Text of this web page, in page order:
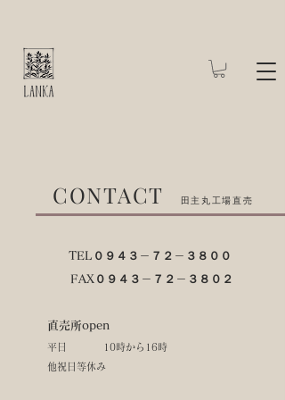
TEL０９４３－７２－３８００
​ FAX０９４３－７２－３８０２
直売所open
平日 10時から16時​
他祝日等休み
​CONTACT 田主丸工場直売